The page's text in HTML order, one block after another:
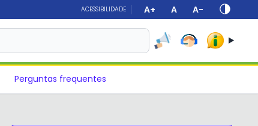
ACESSIBILIDADE A+ A A-
Perguntas frequentes